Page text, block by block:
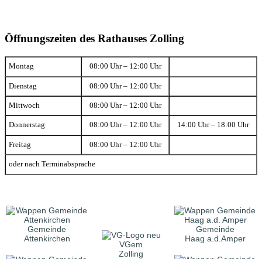
Öffnungszeiten des Rathauses Zolling
Montag 08:00 Uhr – 12:00 Uhr
Dienstag 08:00 Uhr – 12:00 Uhr
Mittwoch 08:00 Uhr – 12:00 Uhr
Donnerstag 08:00 Uhr – 12:00 Uhr 14:00 Uhr – 18:00 Uhr
Freitag 08:00 Uhr – 12:00 Uhr
oder nach Terminabsprache
Gemeinde
Attenkirchen
VGem
Zolling
Gemeinde
Haag a.d.Amper